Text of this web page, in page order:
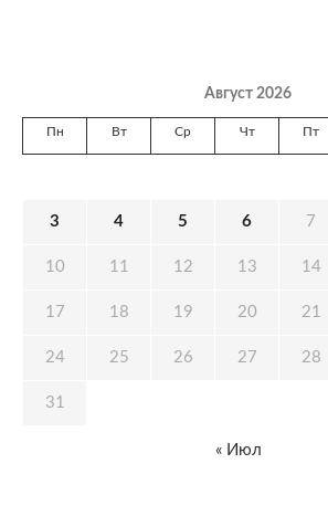
Август 2026
Пн Вт Ср Чт Пт
3 4 5 6 7
10 11 12 13 14
17 18 19 20 21
24 25 26 27 28
31
« Июл